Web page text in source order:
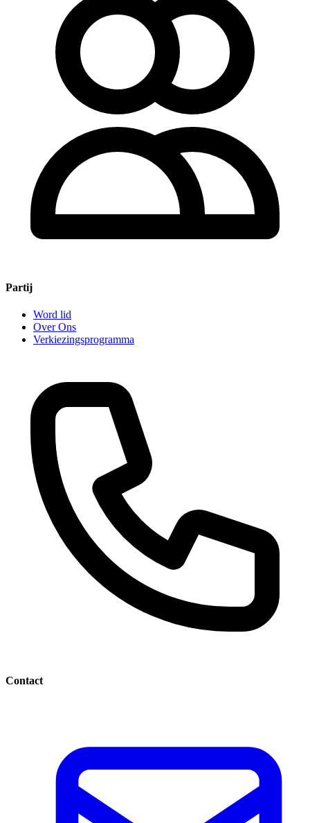
Partij
Word lid
Over Ons
Verkiezingsprogramma
Contact